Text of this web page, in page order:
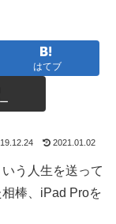
はてブ
2021.01.02
う人生を送って
棒、iPad Proを